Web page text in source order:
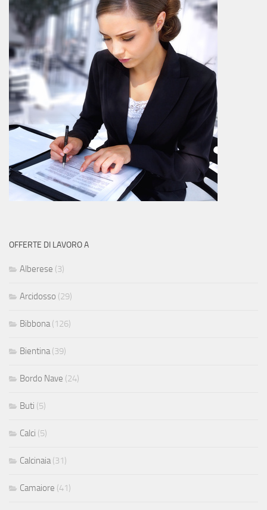
OFFERTE DI LAVORO A
Alberese (3)
Arcidosso (29)
Bibbona (126)
Bientina (39)
Bordo Nave (24)
Buti (5)
Calci (5)
Calcinaia (31)
Camaiore (41)